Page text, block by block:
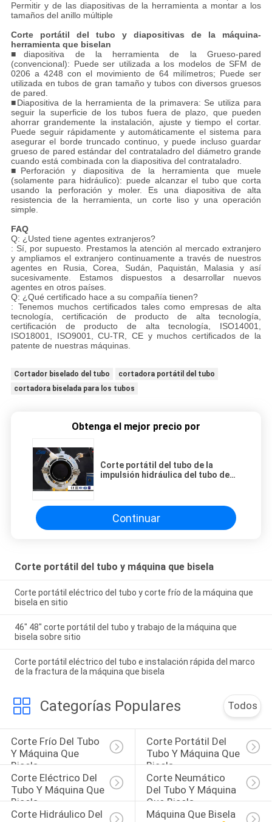
Permitir y de las diapositivas de la herramienta a montar a los
tamaños del anillo múltiple
Corte portátil del tubo y diapositivas de la máquina-
herramienta que biselan
■diapositiva de la herramienta de la Grueso-pared
(convencional): Puede ser utilizada a los modelos de SFM de
0206 a 4248 con el movimiento de 64 milímetros; Puede ser
utilizada en tubos de gran tamaño y tubos con diversos gruesos
de pared.
■Diapositiva de la herramienta de la primavera: Se utiliza para
seguir la superficie de los tubos fuera de plazo, que pueden
ahorrar grandemente la instalación, ajuste y tiempo el cortar.
Puede seguir rápidamente y automáticamente el sistema para
asegurar el borde truncado continuo, y puede incluso guardar
grueso de pared estándar del contrataladro del diámetro grande
cuando está combinada con la diapositiva del contrataladro.
■Perforación y diapositiva de la herramienta que muele
(solamente para hidráulico): puede alcanzar el tubo que corta
usando la perforación y moler. Es una diapositiva de alta
resistencia de la herramienta, un corte liso y una operación
simple.
FAQ
Q: ¿Usted tiene agentes extranjeros?
: Sí, por supuesto. Prestamos la atención al mercado extranjero
y ampliamos el extranjero continuamente a través de nuestros
agentes en Rusia, Corea, Sudán, Paquistán, Malasia y así
sucesivamente. Estamos dispuestos a desarrollar nuevos
agentes en otros países.
Q: ¿Qué certificado hace a su compañía tienen?
: Tenemos muchos certificados tales como empresas de alta
tecnología, certificación de producto de alta tecnología,
certificación de producto de alta tecnología, ISO14001,
ISO18001, ISO9001, CU-TR, CE y muchos certificados de la
patente de nuestras máquinas.
Cortador biselado del tubo
cortadora portátil del tubo
cortadora biselada para los tubos
Obtenga el mejor precio por
Corte portátil del tubo de la
impulsión hidráulica del tubo de
Continuar
Corte portátil del tubo y máquina que bisela
Corte portátil eléctrico del tubo y corte frío de la máquina que
bisela en sitio
46" 48" corte portátil del tubo y trabajo de la máquina que
bisela sobre sitio
Corte portátil eléctrico del tubo e instalación rápida del marco
de la fractura de la máquina que bisela
Categorías Populares Todos
Corte Frío Del Tubo
Y Máquina Que
Bisela
Corte Portátil Del
Tubo Y Máquina Que
Bisela
Corte Eléctrico Del
Tubo Y Máquina Que
Bisela
Corte Neumático
Del Tubo Y Máquina
Que Bisela
Corte Hidráulico Del
Máquina Que Bisela